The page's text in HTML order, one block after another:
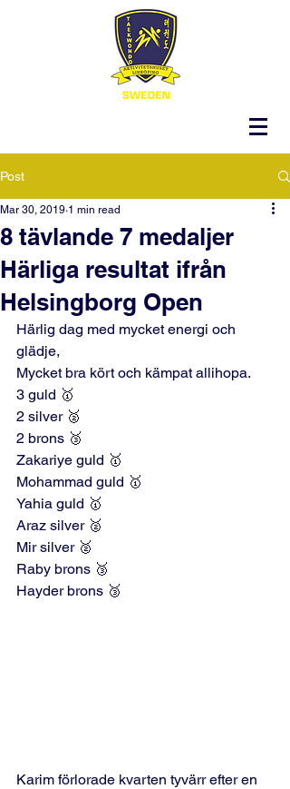
Post
8 tävlande 7 medaljer
Härliga resultat ifrån
Helsingborg Open
Mar 30, 2019 1 min read
Härlig dag med mycket energi och
glädje,
Mycket bra kört och kämpat allihopa.
3 guld 🥇
2 silver 🥈
2 brons 🥉
Zakariye guld 🥇
Mohammad guld 🥇
Yahia guld 🥇
Araz silver 🥈
Mir silver 🥈
Raby brons 🥉
Hayder brons 🥉
Karim förlorade kvarten tyvärr efter en